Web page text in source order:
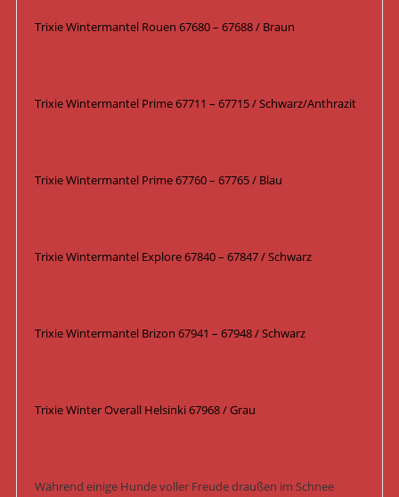
Trixie Wintermantel Rouen 67680 – 67688 / Braun
Trixie Wintermantel Prime 67711 – 67715 / Schwarz/Anthrazit
Trixie Wintermantel Prime 67760 – 67765 / Blau
Trixie Wintermantel Explore 67840 – 67847 / Schwarz
Trixie Wintermantel Brizon 67941 – 67948 / Schwarz
Trixie Winter Overall Helsinki 67968 / Grau
Während einige Hunde voller Freude draußen im Schnee